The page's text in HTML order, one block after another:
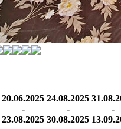
20.06.2025
-
23.08.2025
24.08.2025
-
30.08.2025
-